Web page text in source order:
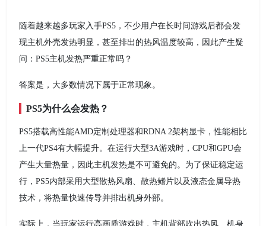
随着越来越多玩家入手PS5，不少用户在长时间游戏后都会发
现主机外壳发热明显，甚至排出的热风温度较高，因此产生疑
问：PS5主机发热严重正常吗？
答案是，大多数情况下属于正常现象。
PS5为什么会发热？
PS5搭载高性能AMD定制处理器和RDNA 2架构显卡，性能相比
上一代PS4有大幅提升。在运行大型3A游戏时，CPU和GPU会
产生大量热量，因此主机发热是不可避免的。为了保证稳定运
行，PS5内部采用大型散热风扇、散热鳍片以及液态金属导热
技术，将热量快速传导并排出机身外部。
实际上，当玩家运行高画质游戏时，主机背部吹出热风、机身